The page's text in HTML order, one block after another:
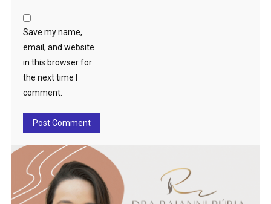
Save my name,
email, and website
in this browser for
the next time I
comment.